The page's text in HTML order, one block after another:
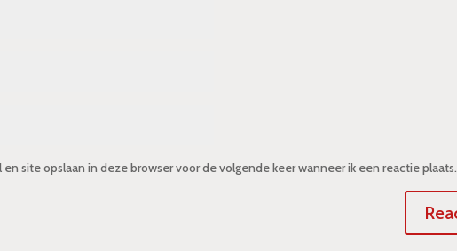
site opslaan in deze browser voor de volgende keer wanneer ik een reactie plaats.